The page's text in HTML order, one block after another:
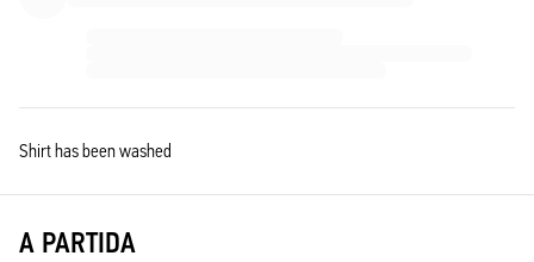
Shirt has been washed
A PARTIDA